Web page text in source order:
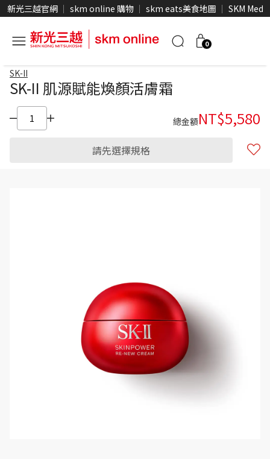
新光三越官網 skm online 購物 skm eats美食地圖 SKM Media
0
SK-II
SK-II 肌源賦能煥顏活膚霜
總金額NT$5,580
請先選擇規格